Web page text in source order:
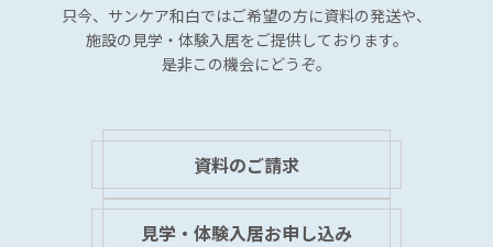
只今、サンケア和白ではご希望の方に資料の発送や、
施設の見学・体験入居をご提供しております。
是非この機会にどうぞ。
資料のご請求
見学・体験入居お申し込み